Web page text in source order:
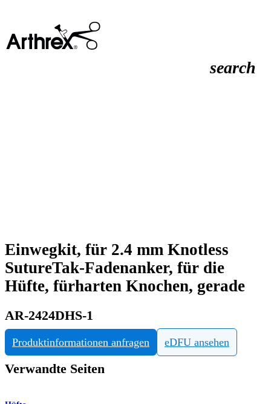
search
Einwegkit, für 2.4 mm Knotless
SutureTak-Fadenanker, für die
Hüfte, fürharten Knochen, gerade
AR-2424DHS-1
Produktinformationen anfragen eDFU ansehen
Verwandte Seiten